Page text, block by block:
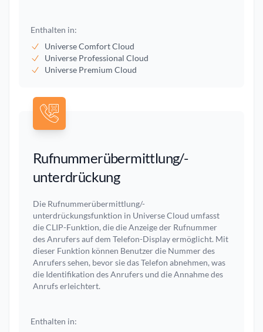
Enthalten in:
Universe Comfort Cloud
Universe Professional Cloud
Universe Premium Cloud
Rufnummerübermittlung/-
unterdrückung
Die Rufnummerübermittlung/-
unterdrückungsfunktion in Universe Cloud umfasst
die CLIP-Funktion, die die Anzeige der Rufnummer
des Anrufers auf dem Telefon-Display ermöglicht. Mit
dieser Funktion können Benutzer die Nummer des
Anrufers sehen, bevor sie das Telefon abnehmen, was
die Identifikation des Anrufers und die Annahme des
Anrufs erleichtert.
Enthalten in: